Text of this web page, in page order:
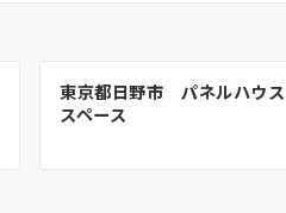
東京都日野市 パネルハウ
スペース